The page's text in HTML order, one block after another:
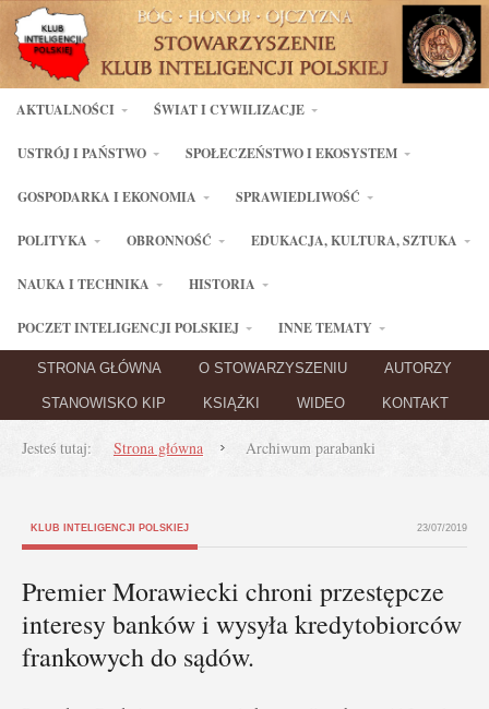
AKTUALNOŚCI ŚWIAT I CYWILIZACJE
USTRÓJ I PAŃSTWO SPOŁECZEŃSTWO I EKOSYSTEM
GOSPODARKA I EKONOMIA SPRAWIEDLIWOŚĆ
POLITYKA OBRONNOŚĆ EDUKACJA, KULTURA, SZTUKA
NAUKA I TECHNIKA HISTORIA
POCZET INTELIGENCJI POLSKIEJ INNE TEMATY
STRONA GŁÓWNA O STOWARZYSZENIU AUTORZY
STANOWISKO KIP KSIĄŻKI WIDEO KONTAKT
Jesteś tutaj: Strona główna Archiwum parabanki
KLUB INTELIGENCJI POLSKIEJ 23/07/2019
Premier Morawiecki chroni przestępcze
interesy banków i wysyła kredytobiorców
frankowych do sądów.